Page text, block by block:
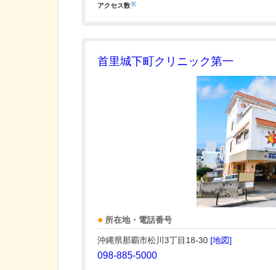
アクセス数※
首里城下町クリニック第一
所在地・電話番号
沖縄県那覇市松川3丁目18-30 [地図]
098-885-5000